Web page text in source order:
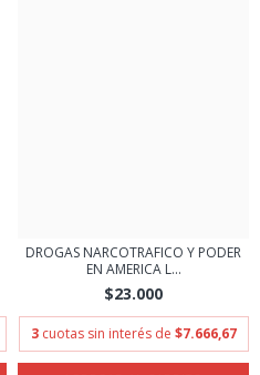
DROGAS NARCOTRAFICO Y PODER
EN AMERICA L...
$23.000
3 cuotas sin interés de $7.666,67